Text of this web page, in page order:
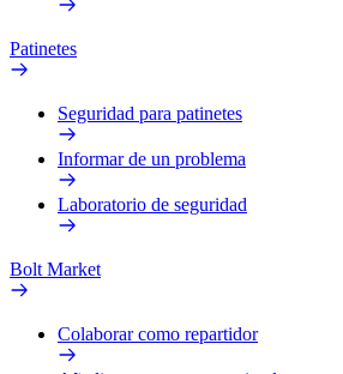
Patinetes
Seguridad para patinetes
Informar de un problema
Laboratorio de seguridad
Bolt Market
Colaborar como repartidor